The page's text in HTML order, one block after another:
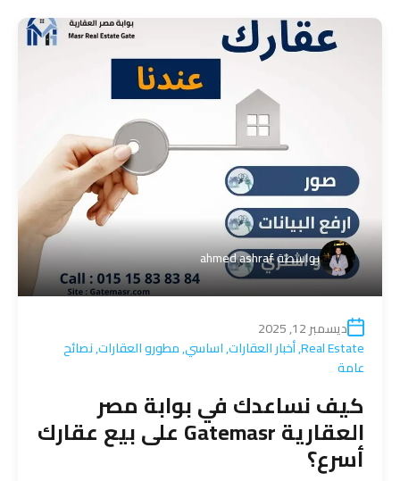
بواسطةahmed ashraf
ديسمبر 12, 2025
Real Estate
,أخبار العقارات,اساسي,مطورو العقارات,نصائح
عامة
كيف نساعدك في بوابة مصر
العقارية Gatemasr على بيع عقارك
أسرع؟